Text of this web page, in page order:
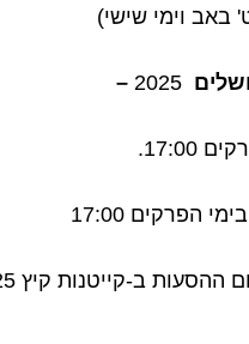
–
השעות